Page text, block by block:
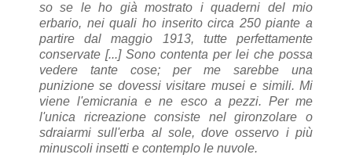
so se le ho già mostrato i quaderni del mio
erbario, nei quali ho inserito circa 250 piante a
partire dal maggio 1913, tutte perfettamente
conservate [...] Sono contenta per lei che possa
vedere tante cose; per me sarebbe una
punizione se dovessi visitare musei e simili. Mi
viene l'emicrania e ne esco a pezzi. Per me
l'unica ricreazione consiste nel gironzolare o
sdraiarmi sull'erba al sole, dove osservo i più
minuscoli insetti e contemplo le nuvole.